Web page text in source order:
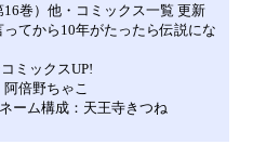
巻）他・コミックス一覧 更新
てから10年がたったら伝説にな
ミックスUP!
倍野ちゃこ
ーム構成：天王寺きつね